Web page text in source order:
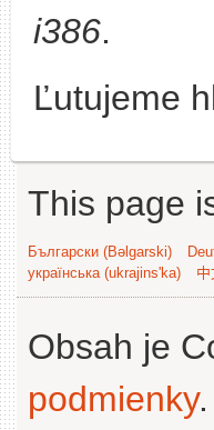
i386.
Ľutujeme
This page
Български (Bəlgarski)
українська (ukrajins'ka)
Obsah je
podmienky